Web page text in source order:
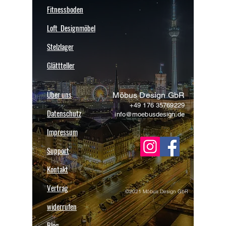
der Verbraucher keinen Versendungsnachweis
Rückzahlung warten.
Zahlungsanweisung).
Die Lieferzeit bei Sonderanfertigungen sprechen wir
individuell mit Ihnen ab.
Fitnessboden
Loft Designmöbel
Stelzlager
Glättteller
Über uns
Datenschutz
Impressum
Support
Kontakt
Vertrag
widerrufen
Möbus Design GbR
+49 176 35769229
info@moebusdesign.de
©2021 Möbus Design GbR